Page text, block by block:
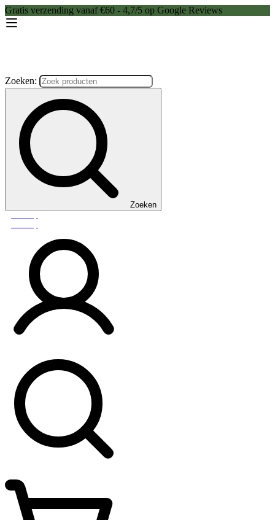
Gratis verzending vanaf €60 - 4,7/5 op Google Reviews
Zoeken:
Zoeken